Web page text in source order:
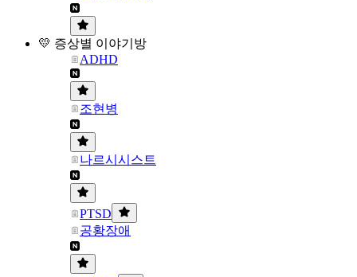
💛 증상별 이야기방
ADHD
조현병
나르시시스트
PTSD
공황장애